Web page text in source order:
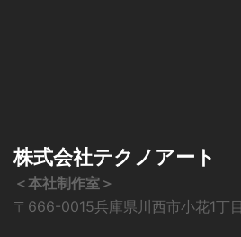
株式会社テクノアート
＜本社制作室＞
〒666-0015兵庫県川西市小花1丁